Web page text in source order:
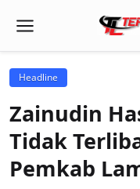
Headline
Zainudin
Tidak
Pemkab